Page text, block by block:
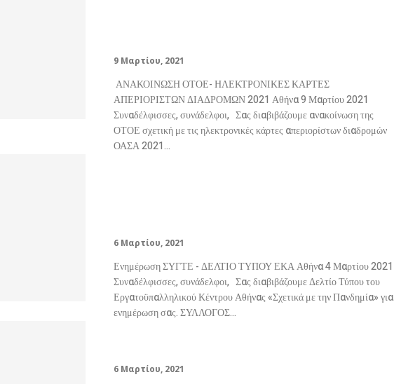
9 Μαρτίου, 2021
ΑΝΑΚΟΙΝΩΣΗ ΟΤΟΕ- ΗΛΕΚΤΡΟΝΙΚΕΣ ΚΑΡΤΕΣ
ΑΠΕΡΙΟΡΙΣΤΩΝ ΔΙΑΔΡΟΜΩΝ 2021 Αθήνα 9 Μαρτίου 2021
Συναδέλφισσες, συνάδελφοι, Σας διαβιβάζουμε ανακοίνωση της
ΟΤΟΕ σχετική με τις ηλεκτρονικές κάρτες απεριορίστων διαδρομών
ΟΑΣΑ 2021...
6 Μαρτίου, 2021
Ενημέρωση ΣΥΓΤΕ - ΔΕΛΤΙΟ ΤΥΠΟΥ ΕΚΑ Αθήνα 4 Μαρτίου 2021
Συναδέλφισσες, συνάδελφοι, Σας διαβιβάζουμε Δελτίο Τύπου του
Εργατοϋπαλληλικού Κέντρου Αθήνας «Σχετικά με την Πανδημία» για
ενημέρωση σας. ΣΥΛΛΟΓΟΣ...
6 Μαρτίου, 2021